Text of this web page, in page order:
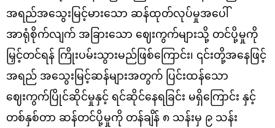
အရည်အသွေးမြင့်မားသော ဆန်ထုတ်လုပ်မှုအပေါ်
အာရုံစိုက်လျက် အခြားသော ဈေးကွက်များသို့ တင်ပို့မှုကို
မြှင့်တင်ရန် ကြိုးပမ်းသွားမည်ဖြစ်ကြောင်း၊ ၎င်းတို့အနေဖြင့်
အရည် အသွေးမြင့်ဆန်များအတွက် ပြင်းထန်သော
ဈေးကွက်ပြိုင်ဆိုင်မှုနှင့် ရင်ဆိုင်နေရခြင်း မရှိကြောင်း နှင့်
တစ်နှစ်တာ ဆန်တင်ပို့မှုကို တန်ချိန် ၈ သန်းမှ ၉ သန်း